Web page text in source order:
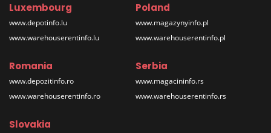
Luxembourg
www.depotinfo.lu
www.warehouserentinfo.lu
Poland
www.magazynyinfo.pl
www.warehouserentinfo.pl
Romania
www.depozitinfo.ro
www.warehouserentinfo.ro
Serbia
www.magacininfo.rs
www.warehouserentinfo.rs
Slovakia